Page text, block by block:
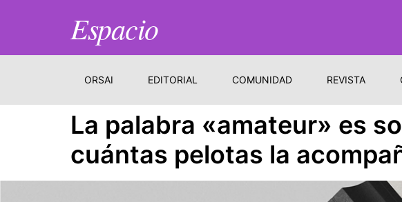
Espacio
ORSAI EDITORIAL COMUNIDAD REVISTA
La palabra «amateur» es
cuántas pelotas la